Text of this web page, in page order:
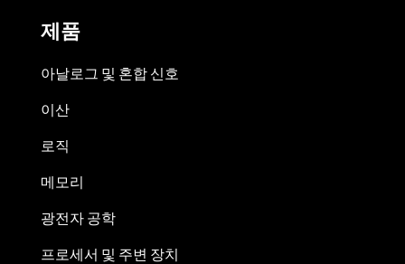
제품
아날로그 및 혼합 신호
이산
로직
메모리
광전자 공학
프로세서 및 주변 장치